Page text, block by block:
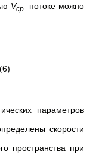
Vср потоке можно
(6)
параметров
скорости
пространства при